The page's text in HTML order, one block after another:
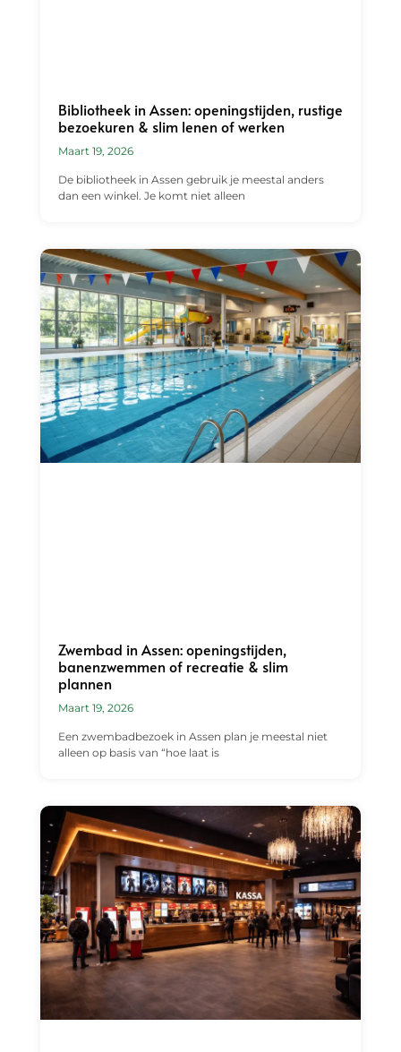
Bibliotheek in Assen: openingstijden, rustige
bezoekuren & slim lenen of werken
Maart 19, 2026
De bibliotheek in Assen gebruik je meestal anders
dan een winkel. Je komt niet alleen
Zwembad in Assen: openingstijden,
banenzwemmen of recreatie & slim
plannen
Maart 19, 2026
Een zwembadbezoek in Assen plan je meestal niet
alleen op basis van “hoe laat is